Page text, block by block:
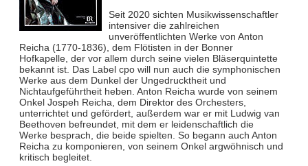
Seit 2020 sichten Musikwissenschaftler
intensiver die zahlreichen
unveröffentlichten Werke von Anton
Reicha (1770-1836), dem Flötisten in der Bonner
Hofkapelle, der vor allem durch seine vielen Bläserquintette
bekannt ist. Das Label cpo will nun auch die symphonischen
Werke aus dem Dunkel der Ungedrucktheit und
Nichtaufgeführtheit heben. Anton Reicha wurde von seinem
Onkel Jospeh Reicha, dem Direktor des Orchesters,
unterrichtet und gefördert, außerdem war er mit Ludwig van
Beethoven befreundet, mit dem er leidenschaftlich die
Werke besprach, die beide spielten. So begann auch Anton
Reicha zu komponieren, von seinem Onkel argwöhnisch und
kritisch begleitet.